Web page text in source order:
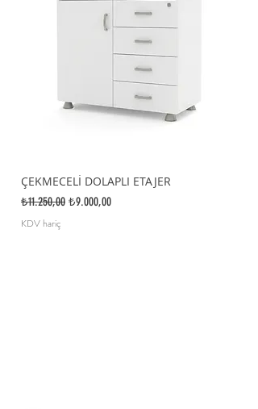
ÇEKMECELİ DOLAPLI ETAJER
Normal Fiyat
₺11.250,00 İndirimli Fiyat
₺9.000,00
KDV hariç